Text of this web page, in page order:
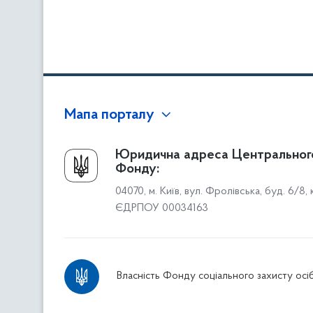
Мапа порталу
Про Фонд
Керівництво
Структура Фонду
Територіальні відділення
Дніпропетровське відділення
Юридична адреса
Фонду:
04070, м. Київ, вул. Фролівська, буд. 6/8,
ЄДРПОУ 00034163
Власність Фонду соціального захисту осіб